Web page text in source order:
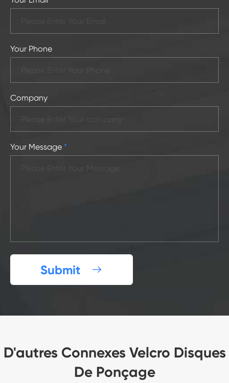
Your Phone
Company
Your Message *
Submit 
D'autres Connexes Velcro Disques
De Ponçage